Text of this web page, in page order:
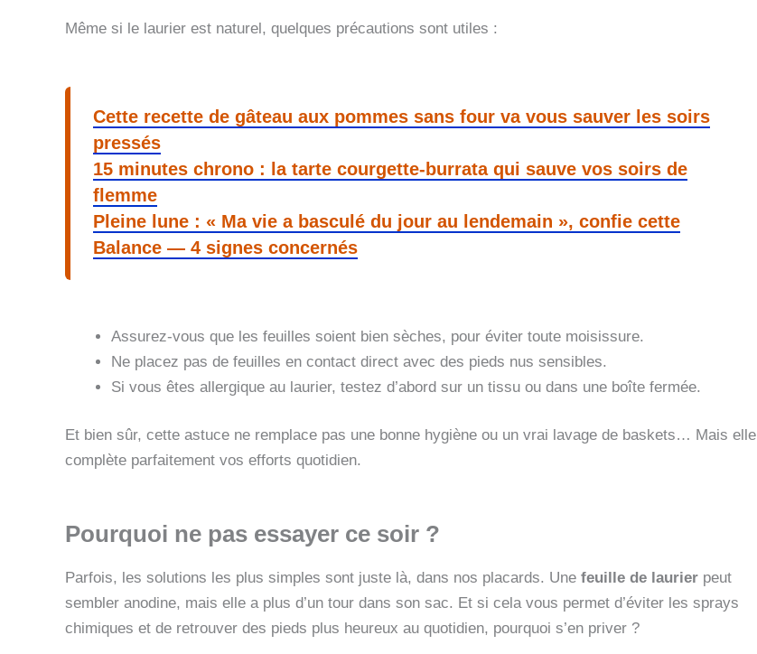
Même si le laurier est naturel, quelques précautions sont utiles :
Cette recette de gâteau aux pommes sans four va vous sauver les soirs
pressés
15 minutes chrono : la tarte courgette-burrata qui sauve vos soirs de
flemme
Pleine lune : « Ma vie a basculé du jour au lendemain », confie cette
Balance — 4 signes concernés
Assurez-vous que les feuilles soient bien sèches, pour éviter toute moisissure.
Ne placez pas de feuilles en contact direct avec des pieds nus sensibles.
Si vous êtes allergique au laurier, testez d’abord sur un tissu ou dans une boîte fermée.
Et bien sûr, cette astuce ne remplace pas une bonne hygiène ou un vrai lavage de baskets… Mais elle
complète parfaitement vos efforts quotidien.
Pourquoi ne pas essayer ce soir ?
Parfois, les solutions les plus simples sont juste là, dans nos placards. Une feuille de laurier peut
sembler anodine, mais elle a plus d’un tour dans son sac. Et si cela vous permet d’éviter les sprays
chimiques et de retrouver des pieds plus heureux au quotidien, pourquoi s’en priver ?